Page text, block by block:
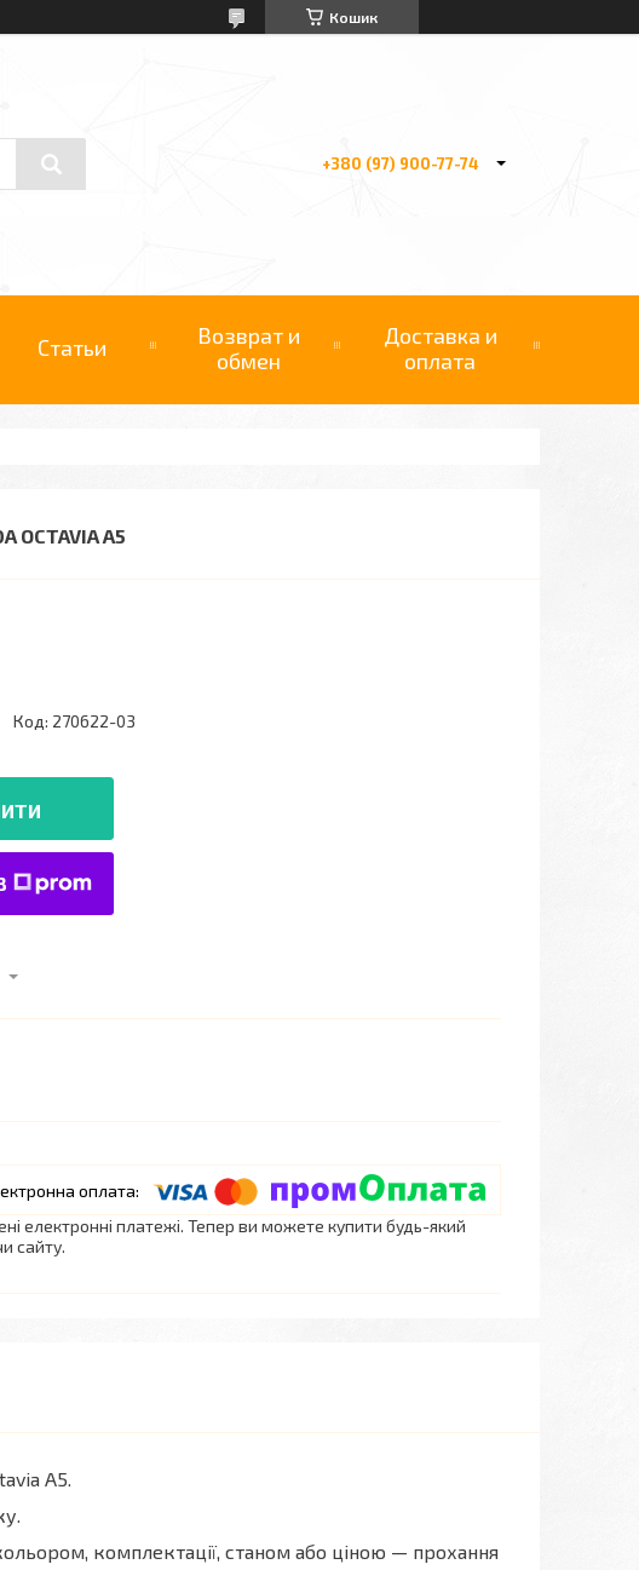
Кошик
+380 (97) 900-77-74
Статьи
Возврат и
обмен
Доставка и
оплата
OCTAVIA A5
Код: 270622-03
електронні платежі. Тепер ви можете купити будь-який
сайту.
A5.
комплектації, станом або ціною — прохання